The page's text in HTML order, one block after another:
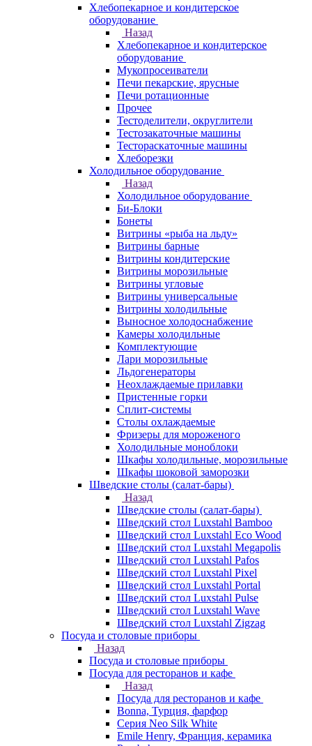
Хлебопекарное и кондитерское
оборудование
Назад
Хлебопекарное и кондитерское
оборудование
Мукопросеиватели
Печи пекарские, ярусные
Печи ротационные
Прочее
Тестоделители, округлители
Тестозакаточные машины
Тестораскаточные машины
Хлеборезки
Холодильное оборудование
Назад
Холодильное оборудование
Би-Блоки
Бонеты
Витрины «рыба на льду»
Витрины барные
Витрины кондитерские
Витрины морозильные
Витрины угловые
Витрины универсальные
Витрины холодильные
Выносное холодоснабжение
Камеры холодильные
Комплектующие
Лари морозильные
Льдогенераторы
Неохлаждаемые прилавки
Пристенные горки
Сплит-системы
Столы охлаждаемые
Фризеры для мороженого
Холодильные моноблоки
Шкафы холодильные, морозильные
Шкафы шоковой заморозки
Шведские столы (салат-бары)
Назад
Шведские столы (салат-бары)
Шведский стол Luxstahl Bamboo
Шведский стол Luxstahl Eco Wood
Шведский стол Luxstahl Megapolis
Шведский стол Luxstahl Pafos
Шведский стол Luxstahl Pixel
Шведский стол Luxstahl Portal
Шведский стол Luxstahl Pulse
Шведский стол Luxstahl Wave
Шведский стол Luxstahl Zigzag
Посуда и столовые приборы
Назад
Посуда и столовые приборы
Посуда для ресторанов и кафе
Назад
Посуда для ресторанов и кафе
Bonna, Турция, фарфор
Cерия Neo Silk White
Emile Henry, Франция, керамика